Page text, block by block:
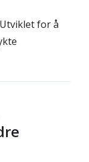
Utviklet for å